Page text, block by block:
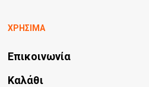
ΧΡΗΣΙΜΑ
Επικοινωνία
Καλάθι